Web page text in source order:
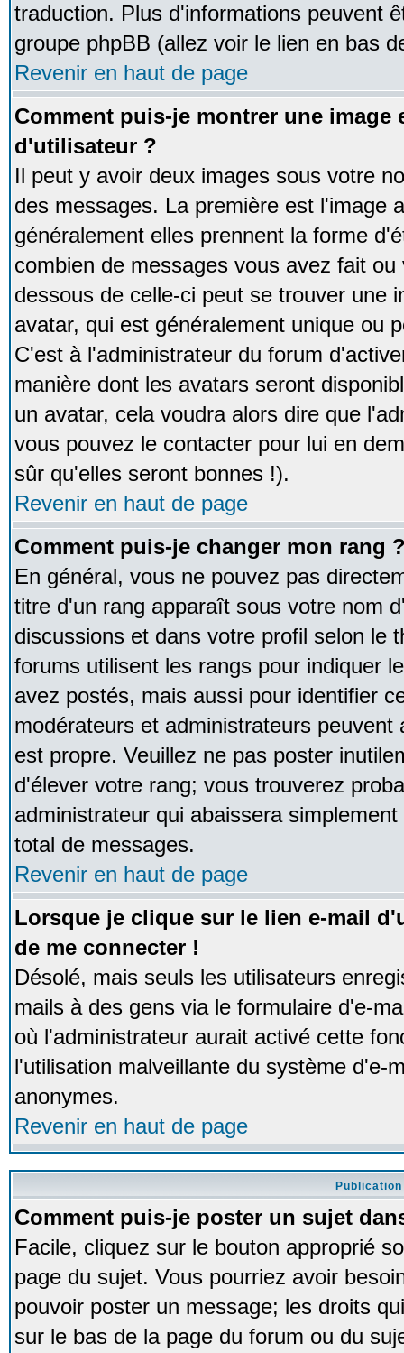
traduction. Plus d'informations peuvent
groupe phpBB (allez voir le lien en bas
Revenir en haut de page
Comment puis-je montrer une image
d'utilisateur ?
Il peut y avoir deux images sous votre
des messages. La première est l'image
généralement elles prennent la forme
combien de messages vous avez fait
dessous de celle-ci peut se trouver une
avatar, qui est généralement unique ou
C'est à l'administrateur du forum
manière dont les avatars seront
un avatar, cela voudra alors dire que
vous pouvez le contacter pour lui en
sûr qu'elles seront bonnes !).
Revenir en haut de page
Comment puis-je changer mon rang
En général, vous ne pouvez pas
titre d'un rang apparaît sous votre nom
discussions et dans votre profil selon le
forums utilisent les rangs pour indiquer
avez postés, mais aussi pour identifier
modérateurs et administrateurs
est propre. Veuillez ne pas poster
d'élever votre rang; vous trouverez
administrateur qui abaissera
total de messages.
Revenir en haut de page
Lorsque je clique sur le lien e-mail
de me connecter !
Désolé, mais seuls les utilisateurs
mails à des gens via le formulaire d'e-
où l'administrateur aurait activé cette
l'utilisation malveillante du système d'e-
anonymes.
Revenir en haut de page
Publication
Comment puis-je poster un sujet
Facile, cliquez sur le bouton approprié
page du sujet. Vous pourriez avoir
pouvoir poster un message; les droits
sur le bas de la page du forum ou du